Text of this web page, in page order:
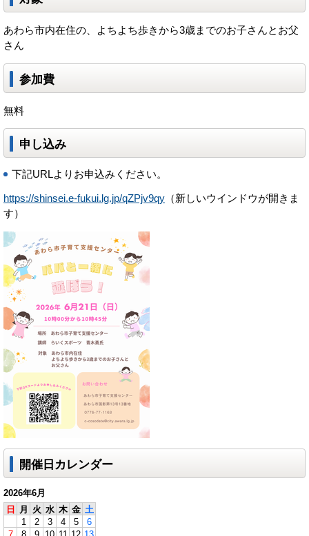
あわら市内在住の、よちよち歩きから3歳までのお子さんとお父
さん
参加費
無料
申し込み
下記URLよりお申込みください。
https://shinsei.e-fukui.lg.jp/qZPjv9qy （新しいウインドウが開きま
す）
開催日カレンダー
2026年6月
日
月 火 水 木 金 土
1
2 3 4 5
6